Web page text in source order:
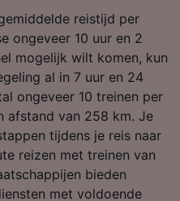
reistijd per
ongeveer 10 uur en 2
mogelijk wilt komen, kun
al in 7 uur en 24
ongeveer 10 treinen per
afstand van 258 km. Je
tijdens je reis naar
reizen met treinen van
bieden
met voldoende